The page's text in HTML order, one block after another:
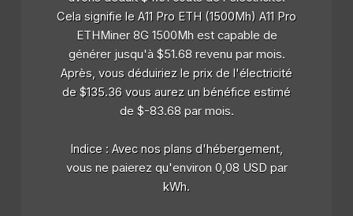
Cela signifie le A11 Pro ETH (1500Mh) A11 Pro
ETHMiner 8G 1500Mh est capable de
générer jusqu'à $51.68 revenu par mois.
Après, vous déduiriez le prix de l'électricité
de $135.36 vous aurez un bénéfice estimé
de $-83.68 par mois.
Indice : Avec nos plans d'hébergement,
vous ne paierez qu'environ 0,08 USD par
kWh.